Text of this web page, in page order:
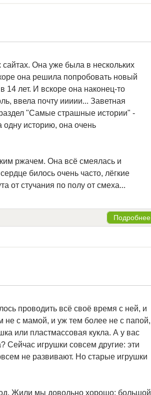
Она уже была в нескольких
она решила попробовать новый
14 лет. И вскоре она наконец-то
ввела почту иииии... Заветная
"Самые страшные истории" -
одну историю, она очень
ржачем. Она всё смеялась и
билось очень часто, лёгкие
от стучания по полу от смеха...
Подробнее
проводить всё своё время с ней, и
не с мамой, и уж тем более не с папой,
или пластмассовая кукла. А у вас
Сейчас игрушки совсем другие: эти
не развивают. Но старые игрушки
Жили мы довольно хорошо: большой